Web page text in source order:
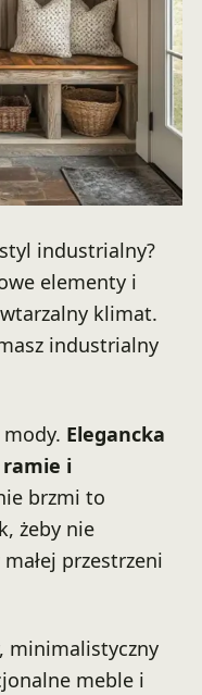
industrialny?
elementy i
klimat.
industrialny
Elegancka
i
brzmi to
żeby nie
przestrzeni
minimalistyczny
meble i